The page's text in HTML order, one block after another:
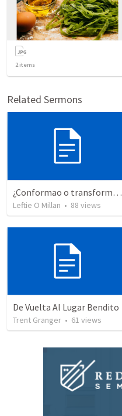
2items
Related Sermons
¿Conformao o transformao?
Leftie O Millan • 88 views
De Vuelta Al Lugar Bendito
Trent Granger • 61 views